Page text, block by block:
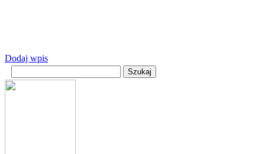
Dodaj wpis